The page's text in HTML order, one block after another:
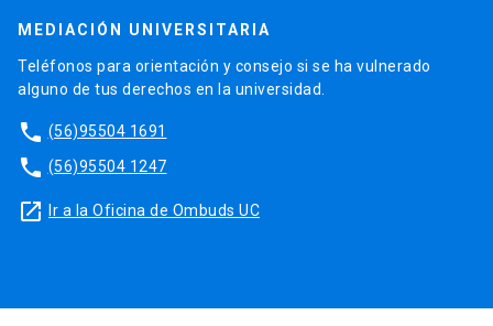
MEDIACIÓN UNIVERSITARIA
Teléfonos para orientación y consejo si se ha vulnerado
alguno de tus derechos en la universidad.
phone (56)95504 1691
phone (56)95504 1247
launch Ir a la Oficina de Ombuds UC